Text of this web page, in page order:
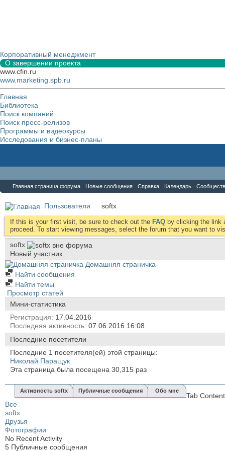
Корпоративный менеджмент
О завершении проекта
www.cfin.ru
www.marketing.spb.ru
Главная
Библиотека
Поиск компаний
Поиск пресс-релизов
Программы и видеокурсы
Исследования и бизнес-планы
Главная страница форума Новые сообщения Справка Календарь
Пользователи softx
If this is your first visit, be sure to check out the FAQ by clicking the link
proceed. To start viewing messages, select the forum that you want to
softx
Новый участник
Домашняя страничка
Найти сообщения
Найти темы
Просмотр статей
Мини-статистика
Регистрация
17.04.2016
Последняя активность 07.06.2016 16:08
Последние посетители
Последние 1 посетителя(ей) этой страницы:
Николай Паращук
Эта страница была посещена 30,315 раз
Активность softx Публичные сообщения Обо мне
Tab Content
Все
softx
Друзья
Фотографии
No Recent Activity
5 Публичные сообщения